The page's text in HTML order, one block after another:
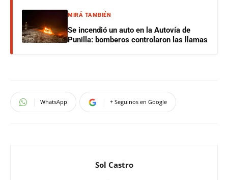
MIRÁ TAMBIÉN
Se incendió un auto en la Autovía de
Punilla: bomberos controlaron las llamas
WhatsApp + Seguinos en Google
Sol Castro